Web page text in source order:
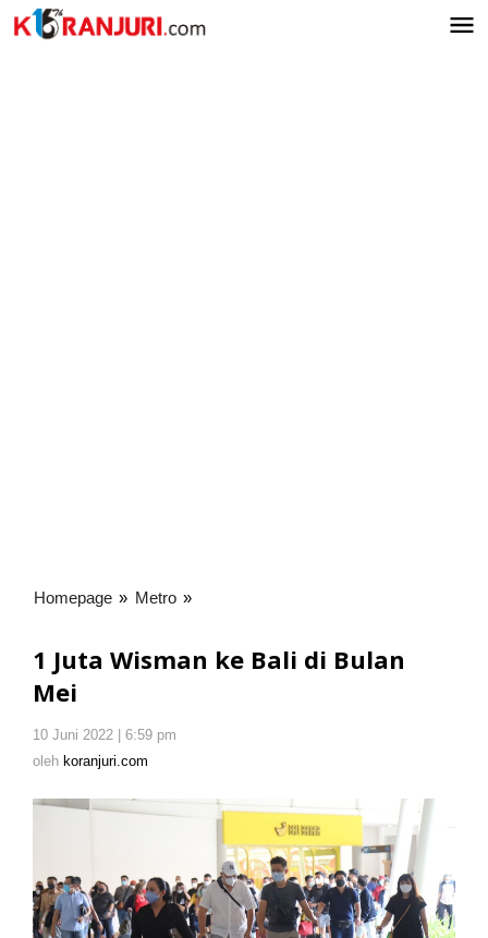
Lewati
ke
Homepage » Metro »
ke
1 Juta Wisman ke Bali di Bulan
Mei
10 Juni 2022 | 6:59 pm
oleh koranjuri.com